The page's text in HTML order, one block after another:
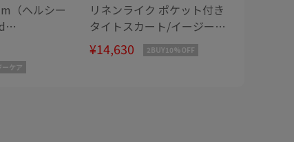
（ヘルシー
店舗限定
ーケア
リネンライク ポケット付き
タイトスカート/イージーケ
ア
¥14,630 2BUY10%OFF